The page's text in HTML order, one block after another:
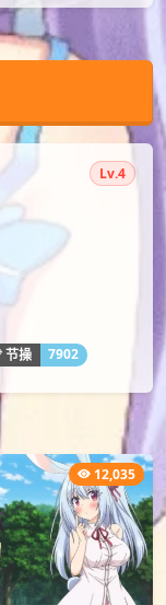
Lv.4
节操 7902
12,035